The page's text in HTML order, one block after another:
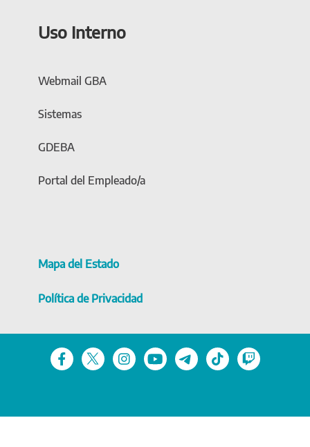
Uso Interno
Webmail GBA
Sistemas
GDEBA
Portal del Empleado/a
Mapa del Estado
Política de Privacidad